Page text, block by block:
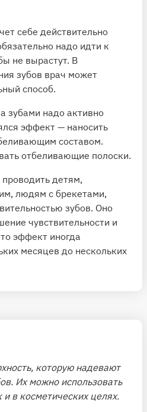
себе действительно
надо идти к
не вырастут. В
зубов врач может
способ.
зубами надо активно
эффект — наносить
составом.
отбеливающие полоски.
детям,
людям с брекетами,
зубов. Оно
чувствительности и
эффект иногда
месяцев до нескольких
которую надевают
Их можно использовать
в косметических целях.